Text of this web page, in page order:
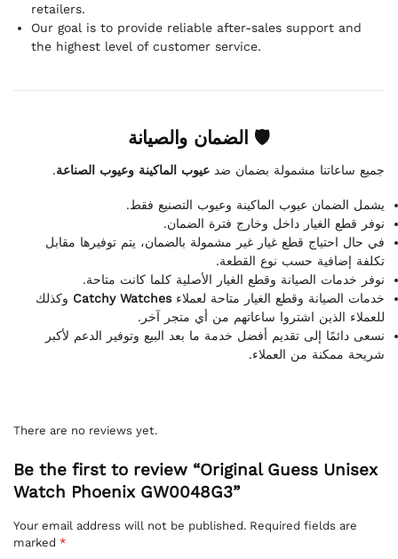
retailers.
Our goal is to provide reliable after-sales support and
the highest level of customer service.
🛡 الضمان والصيانة
جميع ساعاتنا مشمولة بضمان ضد عيوب الماكينة وعيوب الصناعة.
يشمل الضمان عيوب الماكينة وعيوب التصنيع فقط.
نوفر قطع الغيار داخل وخارج فترة الضمان.
في حال احتياج قطع غيار غير مشمولة بالضمان، يتم توفيرها مقابل
تكلفة إضافية حسب نوع القطعة.
نوفر خدمات الصيانة وقطع الغيار الأصلية كلما كانت متاحة.
خدمات الصيانة وقطع الغيار متاحة لعملاءCatchy Watches وكذلك
للعملاء الذين اشتروا ساعاتهم من أي متجر آخر.
نسعى دائمًا إلى تقديم أفضل خدمة ما بعد البيع وتوفير الدعم لأكبر
شريحة ممكنة من العملاء.
There are no reviews yet.
Be the first to review “Original Guess Unisex
Watch Phoenix GW0048G3”
Your email address will not be published. Required fields are
marked *